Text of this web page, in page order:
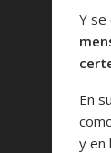
Y se
En
y en